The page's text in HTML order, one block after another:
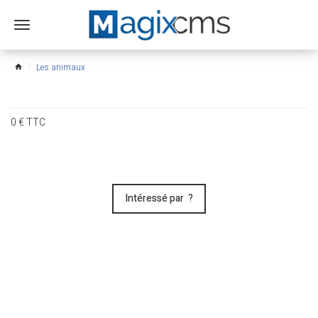
Ouvrir
menu
home Les animaux
0€TTC
Intéressé par ?